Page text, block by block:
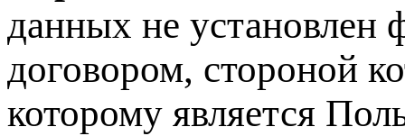
данных не установлен
договором, стороной
которому является